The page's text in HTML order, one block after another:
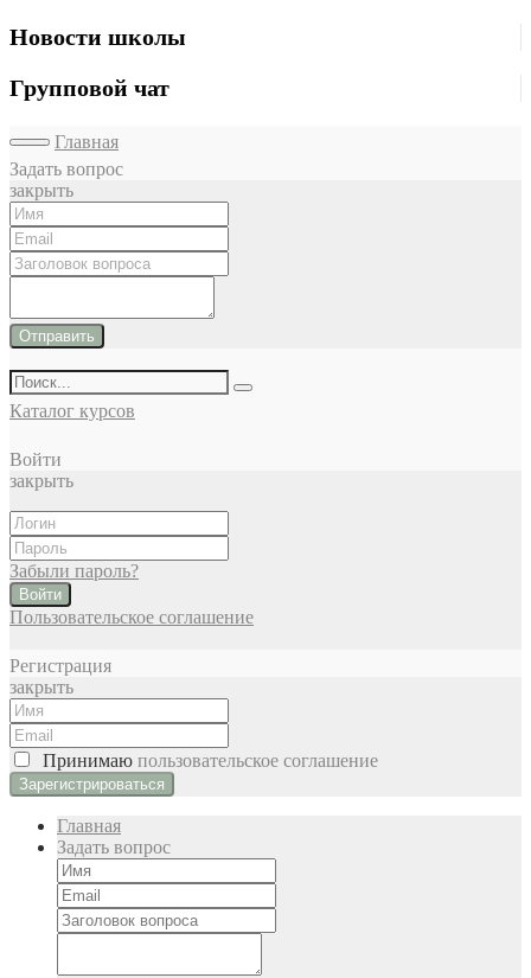
Новости школы
Групповой чат
Главная
Задать вопрос
закрыть
Отправить
Каталог курсов
Войти
закрыть
Забыли пароль?
Войти
Пользовательское соглашение
Регистрация
закрыть
Принимаю пользовательское соглашение
Главная
Задать вопрос